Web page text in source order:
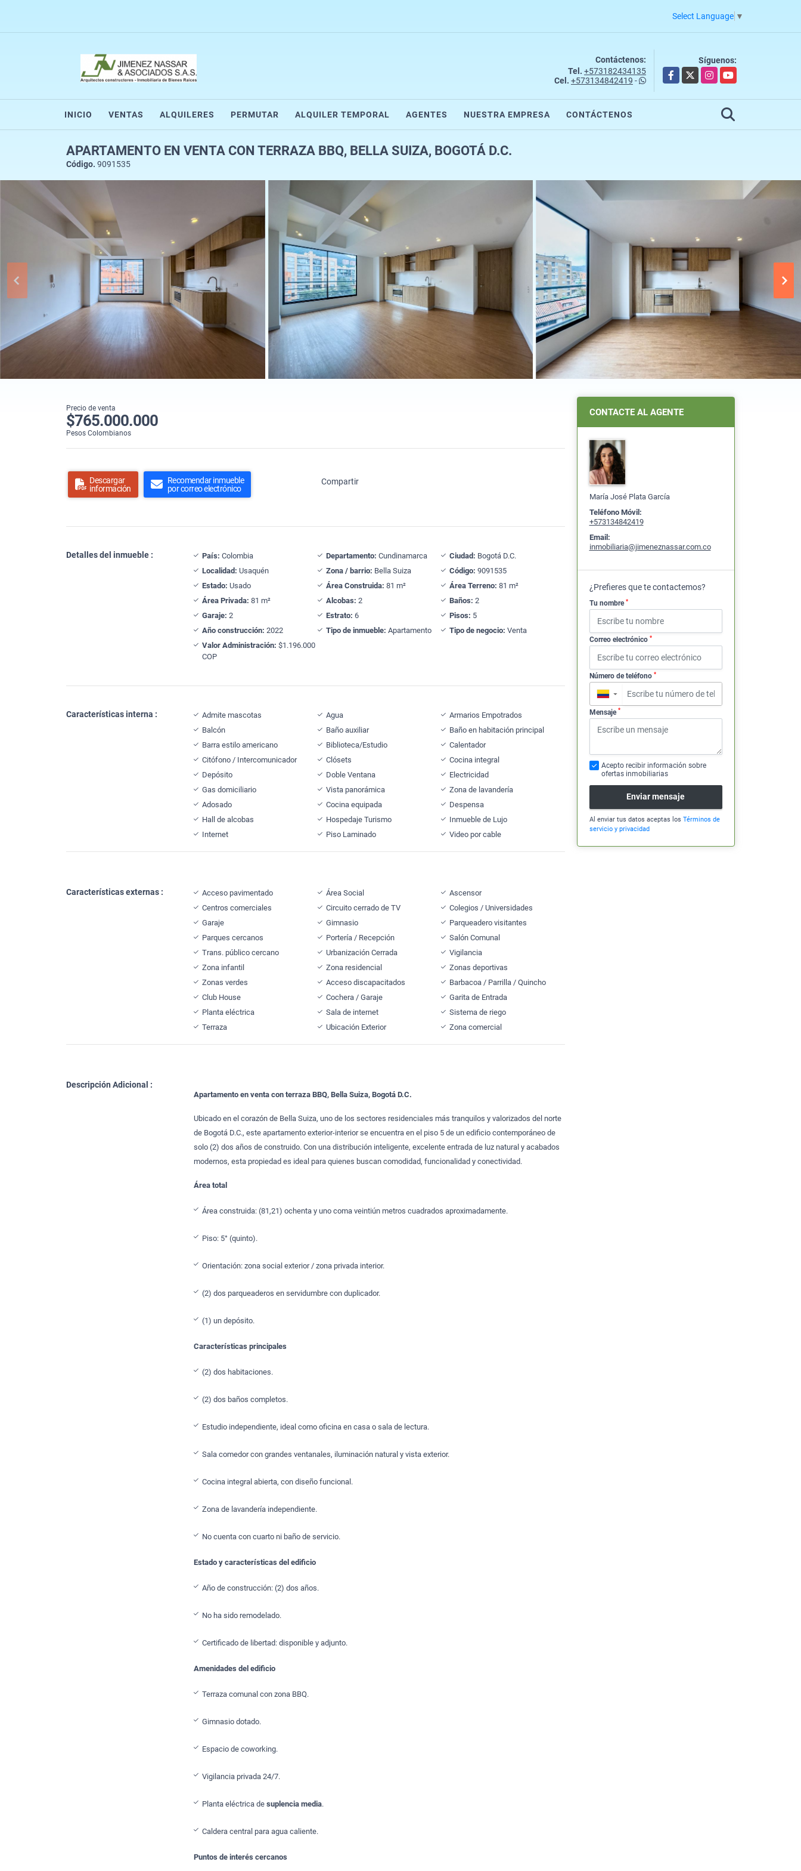
Select Language ▼
Contáctenos:
Tel. +573182434135
Cel. +573134842419 -
Síguenos:
Facebook
X InstagramYouTube
INICIO VENTAS ALQUILERES PERMUTAR ALQUILER TEMPORAL AGENTES NUESTRA EMPRESA CONTÁCTENOS
APARTAMENTO EN VENTA CON TERRAZA BBQ, BELLA SUIZA, BOGOTÁ D.C.
Código. 9091535
Precio de venta
$765.000.000
Pesos Colombianos
Descargar
información
Recomendar inmueble
por correo electrónico
Compartir
Detalles del inmueble : País: Colombia Departamento: Cundinamarca Ciudad: Bogotá D.C.
Localidad: Usaquén Zona / barrio: Bella Suiza Código: 9091535
Estado: Usado Área Construida: 81 m² Área Terreno: 81 m²
Área Privada: 81 m² Alcobas: 2 Baños: 2
Garaje: 2 Estrato: 6 Pisos: 5
Año construcción: 2022 Tipo de inmueble: Apartamento Tipo de negocio: Venta
Valor Administración: $1.196.000
COP
Características interna : Admite mascotas Agua
Armarios Empotrados
Balcón
Baño auxiliar
Baño en habitación principal
Barra estilo americano
Biblioteca/Estudio
Calentador
Citófono / Intercomunicador
Clósets
Cocina integral
Depósito
Doble Ventana
Electricidad
Gas domiciliario
Vista panorámica
Zona de lavandería
Adosado
Cocina equipada
Despensa
Hall de alcobas
Hospedaje Turismo
Inmueble de Lujo
Internet
Piso Laminado Video por cable
Características externas : Acceso pavimentado Área Social
Ascensor
Centros comerciales
Circuito cerrado de TV
Colegios / Universidades
Garaje
Gimnasio
Parqueadero visitantes
Parques cercanos
Portería / Recepción
Salón Comunal
Trans. público cercano
Urbanización Cerrada
Vigilancia
Zona infantil
Zona residencial
Zonas deportivas
Zonas verdes
Acceso discapacitados
Barbacoa / Parrilla / Quincho
Club House
Cochera / Garaje
Garita de Entrada
Planta eléctrica
Sala de internet
Sistema de riego
Terraza
Ubicación Exterior Zona comercial
Descripción Adicional :
Apartamento en venta con terraza BBQ, Bella Suiza, Bogotá D.C.
Ubicado en el corazón de Bella Suiza, uno de los sectores residenciales más tranquilos y valorizados del norte
de Bogotá D.C., este apartamento exterior-interior se encuentra en el piso 5 de un edificio contemporáneo de
solo (2) dos años de construido. Con una distribución inteligente, excelente entrada de luz natural y acabados
modernos, esta propiedad es ideal para quienes buscan comodidad, funcionalidad y conectividad.
Área total
Área construida: (81,21) ochenta y uno coma veintiún metros cuadrados aproximadamente.
Piso: 5° (quinto).
Orientación: zona social exterior / zona privada interior.
(2) dos parqueaderos en servidumbre con duplicador.
(1) un depósito.
Características principales
(2) dos habitaciones.
(2) dos baños completos.
Estudio independiente, ideal como oficina en casa o sala de lectura.
Sala comedor con grandes ventanales, iluminación natural y vista exterior.
Cocina integral abierta, con diseño funcional.
Zona de lavandería independiente.
No cuenta con cuarto ni baño de servicio.
Estado y características del edificio
Año de construcción: (2) dos años.
No ha sido remodelado.
Certificado de libertad: disponible y adjunto.
Amenidades del edificio
Terraza comunal con zona BBQ.
Gimnasio dotado.
Espacio de coworking.
Vigilancia privada 24/7.
Planta eléctrica desuplencia media.
Caldera central para agua caliente.
Puntos de interés cercanos
CONTACTE AL AGENTE
María José Plata García
Teléfono Móvil:
+573134842419
Email:
inmobiliaria@jimeneznassar.com.co
¿Prefieres que te contactemos?
Tu nombre *
Correo electrónico *
Número de teléfono *
▼
Mensaje *
Acepto recibir información sobre
ofertas inmobiliarias
Enviar mensaje
Al enviar tus datos aceptas los Términos de
servicio y privacidad